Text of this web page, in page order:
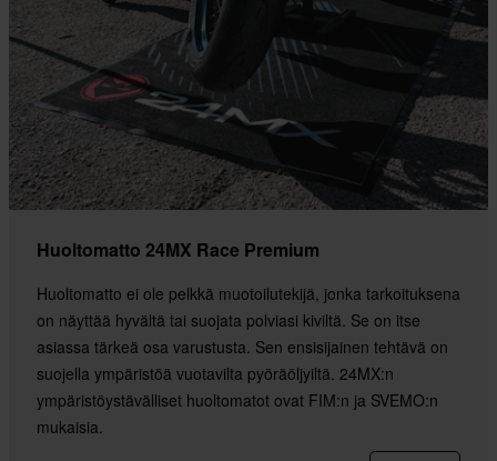
Huoltomatto 24MX Race Premium
Huoltomatto ei ole pelkkä muotoilutekijä, jonka tarkoituksena
on näyttää hyvältä tai suojata polviasi kiviltä. Se on itse
asiassa tärkeä osa varustusta. Sen ensisijainen tehtävä on
suojella ympäristöä vuotavilta pyöräöljyiltä. 24MX:n
ympäristöystävälliset huoltomatot ovat FIM:n ja SVEMO:n
mukaisia.